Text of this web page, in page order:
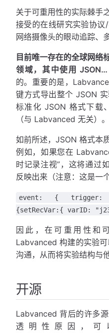
关于可重用性的实际棘手
接受的在线研究实验协
网络摄像头的眼动追踪、
目前唯一存在的全球网络
领域，其中使用 JSON…
的。重要的是，
键方式导出整个 JSON
标准化 JSON 格式下载
（与 Labvanced 无关）。
如前所述，JSON 格式本
例如，如果您在
时记录注视”，这将通过
反映出来（注意：这是一
event: { trigger:
{setRecVar:{ varID:
因此，在可重用性和
Labvanced 构建的实验
沟通，从而将实验结构与
开源
Labvanced 背后的许多
透明性原因，可